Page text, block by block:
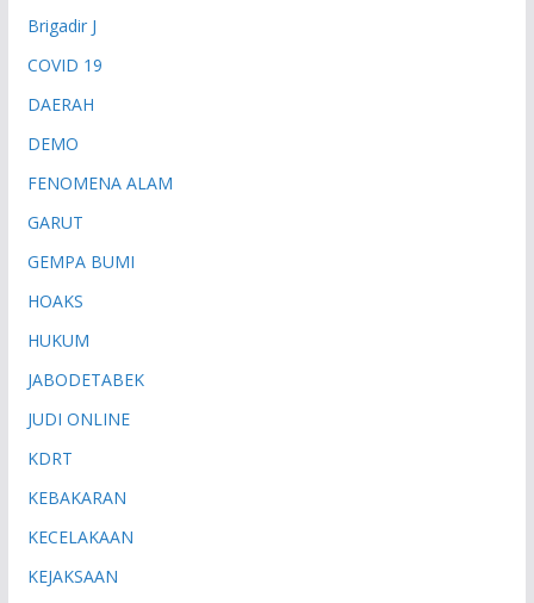
Brigadir J
COVID 19
DAERAH
DEMO
FENOMENA ALAM
GARUT
GEMPA BUMI
HOAKS
HUKUM
JABODETABEK
JUDI ONLINE
KDRT
KEBAKARAN
KECELAKAAN
KEJAKSAAN